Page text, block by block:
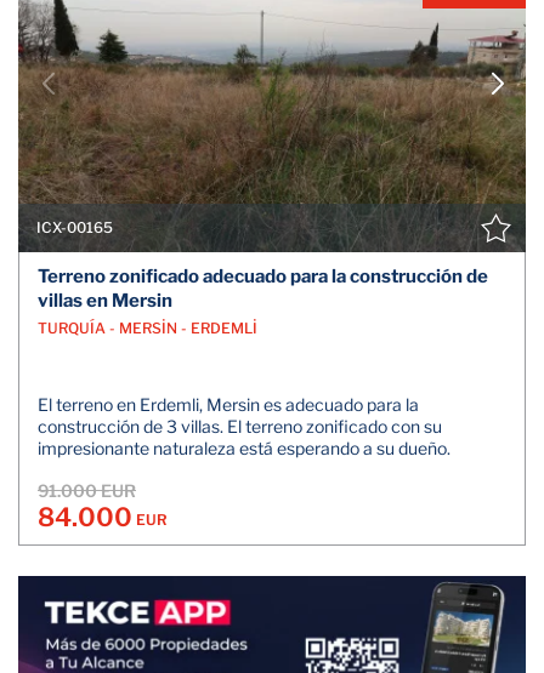
ICX-00165
Terreno zonificado adecuado para la construcción de
villas en Mersin
TURQUÍA - MERSİN - ERDEMLİ
El terreno en Erdemli, Mersin es adecuado para la
construcción de 3 villas. El terreno zonificado con su
impresionante naturaleza está esperando a su dueño.
91.000 EUR
84.000 EUR